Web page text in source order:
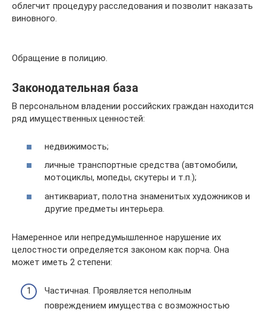
облегчит процедуру расследования и позволит наказать
виновного.
Обращение в полицию.
Законодательная база
В персональном владении российских граждан находится
ряд имущественных ценностей:
недвижимость;
личные транспортные средства (автомобили,
мотоциклы, мопеды, скутеры и т.п.);
антиквариат, полотна знаменитых художников и
другие предметы интерьера.
Намеренное или непредумышленное нарушение их
целостности определяется законом как порча. Она
может иметь 2 степени:
Частичная. Проявляется неполным
повреждением имущества с возможностью